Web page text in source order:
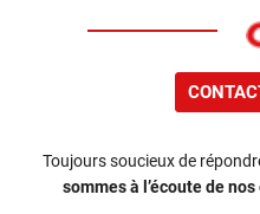
Toujours soucieux de
sommes à l’écoute de